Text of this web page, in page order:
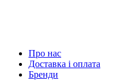
Про нас
Доставка і оплата
Бренди